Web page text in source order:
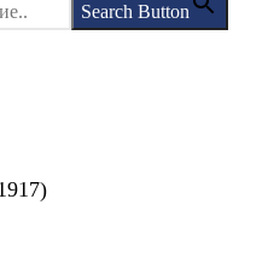
Search Button